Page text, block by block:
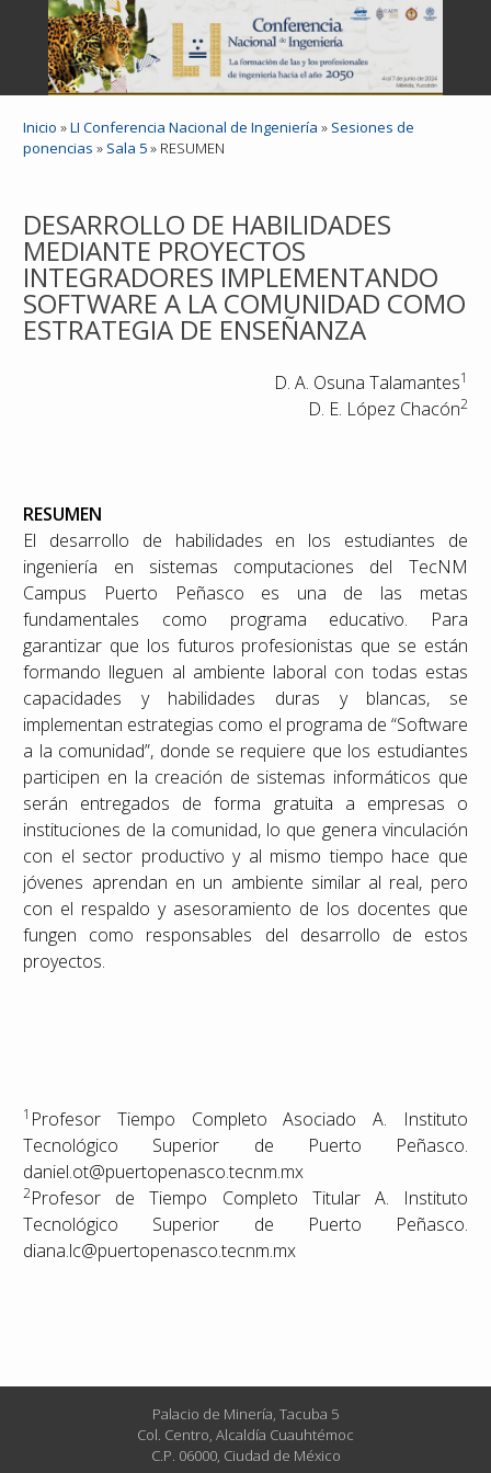
Inicio »LI Conferencia Nacional de Ingeniería » Sesiones de
ponencias » Sala 5» RESUMEN
DESARROLLO DE HABILIDADES
MEDIANTE PROYECTOS
INTEGRADORES IMPLEMENTANDO
SOFTWARE A LA COMUNIDAD COMO
ESTRATEGIA DE ENSEÑANZA
D. A. Osuna Talamantes1
D. E. López Chacón2
RESUMEN
El desarrollo de habilidades en los estudiantes de
ingeniería en sistemas computaciones del TecNM
Campus Puerto Peñasco es una de las metas
fundamentales como programa educativo. Para
garantizar que los futuros profesionistas que se están
formando lleguen al ambiente laboral con todas estas
capacidades y habilidades duras y blancas, se
implementan estrategias como el programa de “Software
a la comunidad”, donde se requiere que los estudiantes
participen en la creación de sistemas informáticos que
serán entregados de forma gratuita a empresas o
instituciones de la comunidad, lo que genera vinculación
con el sector productivo y al mismo tiempo hace que
jóvenes aprendan en un ambiente similar al real, pero
con el respaldo y asesoramiento de los docentes que
fungen como responsables del desarrollo de estos
proyectos.
1 Profesor Tiempo Completo Asociado A. Instituto
Tecnológico Superior de Puerto Peñasco.
daniel.ot@puertopenasco.tecnm.mx
2Profesor de Tiempo Completo Titular A. Instituto
Tecnológico Superior de Puerto Peñasco.
diana.lc@puertopenasco.tecnm.mx
Palacio de Minería, Tacuba 5
Col. Centro, Alcaldía Cuauhtémoc
C.P. 06000, Ciudad de México